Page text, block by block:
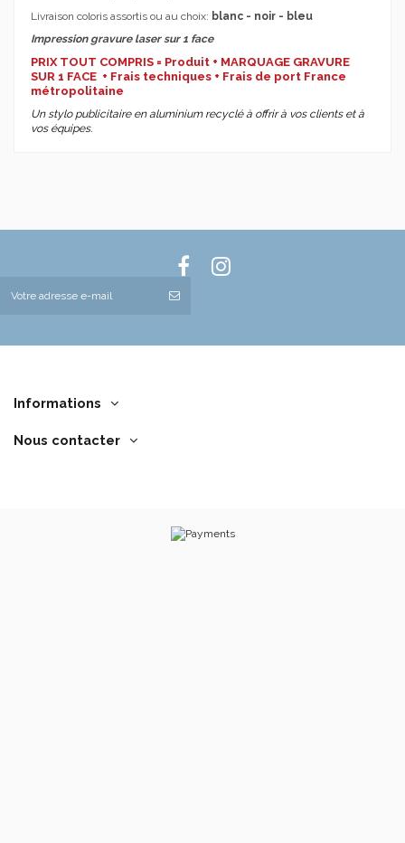
Livraison coloris assortis ou au choix: blanc - noir - bleu
Impression gravure laser sur 1 face
PRIX TOUT COMPRIS = Produit + MARQUAGE GRAVURE
SUR 1 FACE + Frais techniques + Frais de port France
métropolitaine
Un stylo publicitaire en aluminium recyclé à offrir à vos clients et à
vos équipes.
Informations
Nous contacter